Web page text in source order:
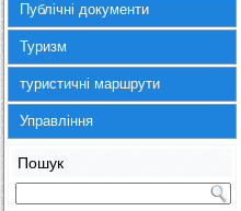
Публічні документи
Туризм
туристичні маршрути
Управління
Пошук